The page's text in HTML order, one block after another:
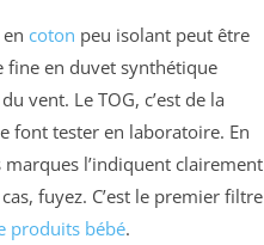
coton peu isolant peut être
fine en duvet synthétique
vent. Le TOG, c’est de la
font tester en laboratoire. En
l’indiquent clairement
fuyez. C’est le premier filtre
produits bébé.